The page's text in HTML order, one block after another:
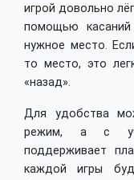
игрой довольно
помощью
нужное место.
то место, это
«назад».
Для удобства
режим, а с
поддерживает
каждой игры